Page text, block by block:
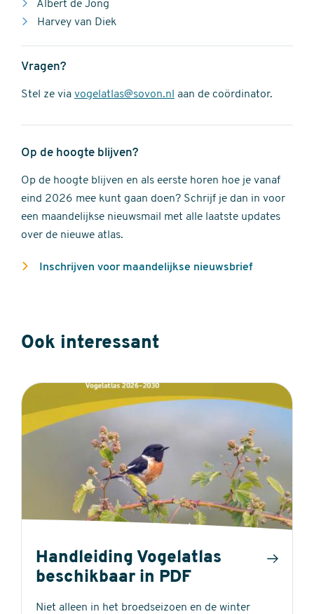
Albert de Jong
Harvey van Diek
Vragen?
Stel ze via vogelatlas@sovon.nl aan de coördinator.
Op de hoogte blijven?
Op de hoogte blijven en als eerste horen hoe je vanaf
eind 2026 mee kunt gaan doen? Schrijf je dan in voor
een maandelijkse nieuwsmail met alle laatste updates
over de nieuwe atlas.
Inschrijven voor maandelijkse nieuwsbrief
Ook interessant
Handleiding Vogelatlas
beschikbaar in PDF
Niet alleen in het broedseizoen en de winter